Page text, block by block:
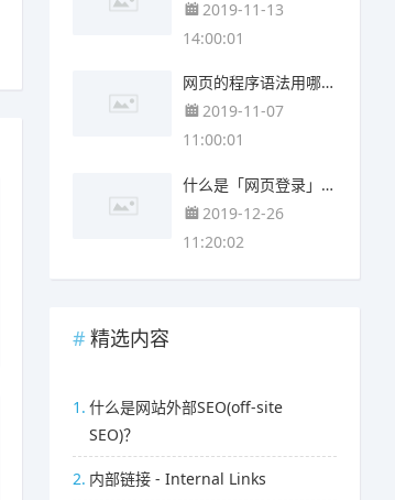
2019-11-13
14:00:01
网页的程序语法用哪种比较适合我呢？
2019-11-07
11:00:01
什么是「网页登录」，网站一定要登陆吗？
2019-12-26
11:20:02
精选内容
1. 什么是网站外部SEO(off-site
SEO)？
2. 内部链接 - Internal Links